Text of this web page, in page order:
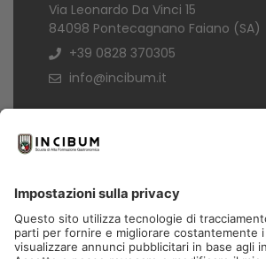
Via Leonardo Da Vinci 15
84098 Pontecagnano Faiano (SA)
+39 0828 370305
info@incibum.it
Informazioni
Termini di acquisto
Informativa Privacy
Trasparenza